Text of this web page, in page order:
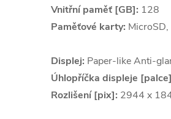
Vnitřní paměť [GB]: 128
Paměťové karty:
Displej: Paper-like Anti-
Úhlopříčka displeje
Rozlišení [pix]: 2944 x